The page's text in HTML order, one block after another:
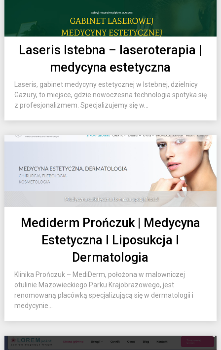
Laseris Istebna – laseroterapia |
medycyna estetyczna
Laseris, gabinet medycyny estetycznej w Istebnej, dzielnicy
Gazury, to miejsce, gdzie nowoczesna technologia spotyka się
z profesjonalizmem. Specjalizujemy się w...
Mediderm Prończuk | Medycyna
Estetyczna I Liposukcja I
Dermatologia
Klinika Prończuk – MediDerm, położona w malowniczej
otulinie Mazowieckiego Parku Krajobrazowego, jest
renomowaną placówką specjalizującą się w dermatologii i
medycynie...